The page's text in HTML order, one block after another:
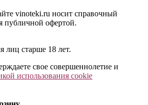
vinoteki.ru носит справочный
публичной офертой.
лиц старше 18 лет.
свое совершеннолетие и
использования cookie